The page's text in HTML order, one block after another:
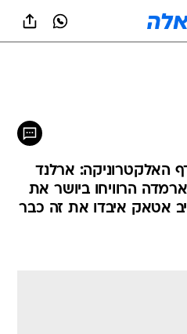
האלקטרוניקה: ארלנד
הרוויחו ביושר את
אטאק איבדו את זה כבר